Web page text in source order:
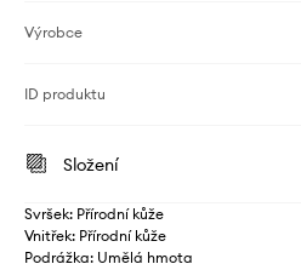
Výrobce
ID produktu
Složení
Svršek: Přírodní kůže
Vnitřek: Přírodní kůže
Podrážka: Umělá hmota